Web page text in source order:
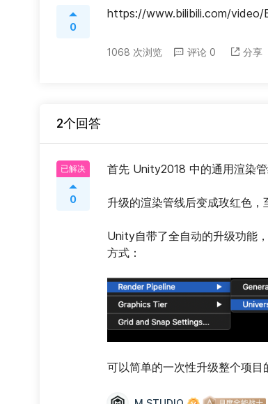
0
https://www.bilibili.com/video/
1068 次浏览 评论 0 分享
2个回答
已解决
0
首先 Unity2018 中的通用渲染
升级的渲染管线后变成玫红色，
Unity自带了全自动的升级功能
方式：
可以简单的一次性升级整个项目